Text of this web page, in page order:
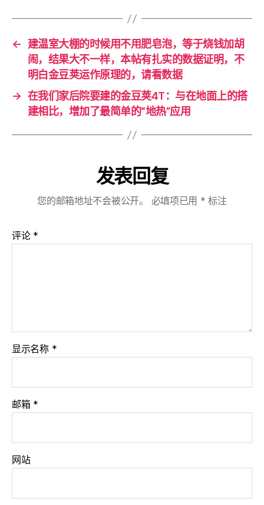
←
建温室大棚的时候用不用肥皂泡，等于烧钱加胡
闹，结果大不一样，本帖有扎实的数据证明，不
明白金豆荚运作原理的，请看数据
→ 在我们家后院要建的金豆荚4T：与在地面上的搭
建相比，增加了最简单的“地热”应用
发表回复
您的邮箱地址不会被公开。 必填项已用 * 标注
评论 *
显示名称 *
邮箱 *
网站